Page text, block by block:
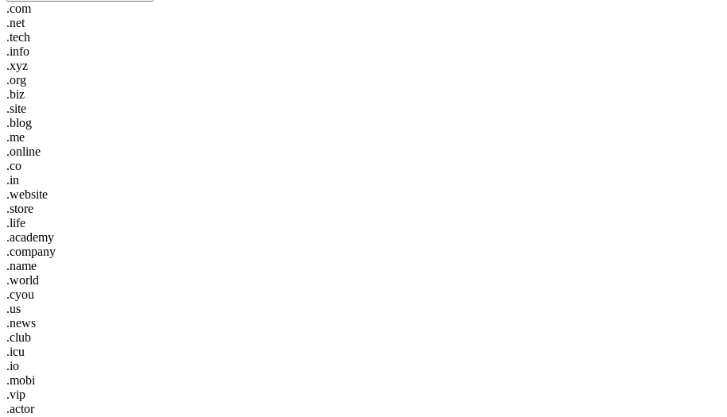
.com
.net
.tech
.info
.xyz
.org
.biz
.site
.blog
.me
.online
.co
.in
.website
.store
.life
.academy
.company
.name
.world
.cyou
.us
.news
.club
.icu
.io
.mobi
.vip
.actor